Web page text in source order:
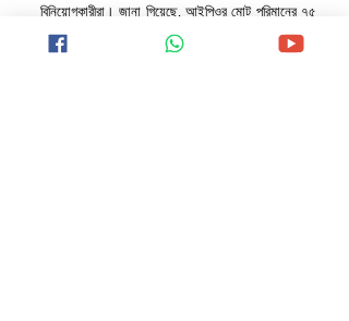
বিনিয়োগকারীরা। জানা গিয়েছে, আইপিওর মোট পরিমানের ৭৫
শতাংশ অর্থাৎ ৭,৫০০ কোটি টাকা দিয়ে ঋণ মেটানো হবে। এই
পদক্ষেপ কোম্পানির আর্থিক অবস্থাকে আরও শক্তিশালী করবে।